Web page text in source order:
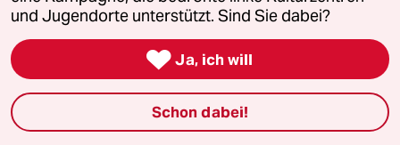
Nord
und Jugendorte unterstützt. Sind Sie dabei?
 Ja, ich will
Schon dabei!